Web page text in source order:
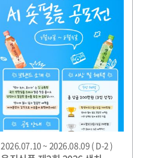
2026.07.10 ~ 2026.08.09 ( D-2 )